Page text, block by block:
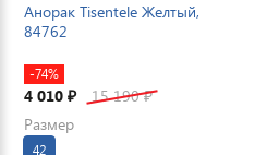
Анорак Tisentele Желтый,
84762
-74%
4 010 ₽ 15 190₽
Размер
42